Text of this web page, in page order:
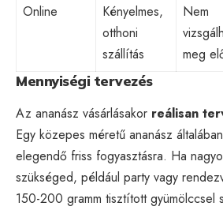
Online
Kényelmes,
otthoni
szállítás
Nem
meg
Mennyiségi tervezés
Az ananász vásárlásakor reálisan
Egy közepes méretű ananász
elegendő friss fogyasztásra. Ha
szükséged, például party vagy
150-200 gramm tisztított gyümölccsel